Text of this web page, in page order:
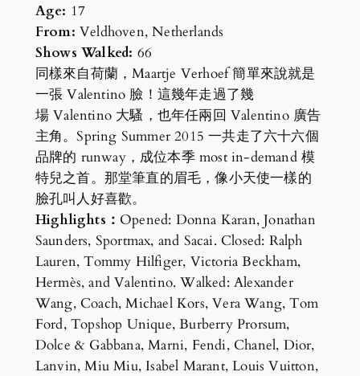
Age: 17
From: Veldhoven, Netherlands
Shows Walked: 66
同樣來自荷蘭，Maartje Verhoef 簡單來說就是
一張 Valentino 臉！這幾年走過了幾
場 Valentino 大騷，也年任兩回 Valentino 廣告
主角。Spring Summer 2015 一共走了六十六個
品牌的 runway，成位本季 most in-demand 模
特兒之首。那堂筆直的眉毛，像小天使一樣的
臉孔叫人好喜歡。
Highlights： Opened: Donna Karan, Jonathan
Saunders, Sportmax, and Sacai. Closed: Ralph
Lauren, Tommy Hilfiger, Victoria Beckham,
Hermès, and Valentino. Walked: Alexander
Wang, Coach, Michael Kors, Vera Wang, Tom
Ford, Topshop Unique, Burberry Prorsum,
Dolce & Gabbana, Marni, Fendi, Chanel, Dior,
Lanvin, Miu Miu, Isabel Marant, Louis Vuitton,